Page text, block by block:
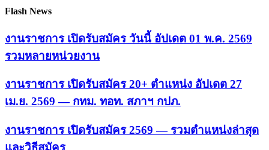
Flash News
งานราชการ เปิดรับสมัคร วันนี้ อัปเดต 01 พ.ค. 2569
รวมหลายหน่วยงาน
งานราชการ เปิดรับสมัคร 20+ ตำแหน่ง อัปเดต 27
เม.ย. 2569 — กทม. ทอท. สภาฯ กปภ.
งานราชการ เปิดรับสมัคร 2569 — รวมตำแหน่งล่าสุด
และวิธีสมัคร